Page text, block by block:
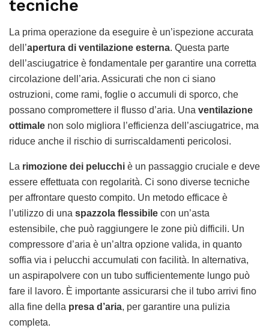
tecniche
La prima operazione da eseguire è un’ispezione accurata
dell’apertura di ventilazione esterna. Questa parte
dell’asciugatrice è fondamentale per garantire una corretta
circolazione dell’aria. Assicurati che non ci siano
ostruzioni, come rami, foglie o accumuli di sporco, che
possano compromettere il flusso d’aria. Una ventilazione
ottimale non solo migliora l’efficienza dell’asciugatrice, ma
riduce anche il rischio di surriscaldamenti pericolosi.
La rimozione dei pelucchi è un passaggio cruciale e deve
essere effettuata con regolarità. Ci sono diverse tecniche
per affrontare questo compito. Un metodo efficace è
l’utilizzo di una spazzola flessibile con un’asta
estensibile, che può raggiungere le zone più difficili. Un
compressore d’aria è un’altra opzione valida, in quanto
soffia via i pelucchi accumulati con facilità. In alternativa,
un aspirapolvere con un tubo sufficientemente lungo può
fare il lavoro. È importante assicurarsi che il tubo arrivi fino
alla fine della presa d’aria, per garantire una pulizia
completa.